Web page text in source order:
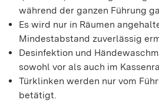
während der ganzen Führung
Es wird nur in Räumen
Mindestabstand zuverlässig
Desinfektion und
sowohl vor als auch im
Türklinken werden nur vom
betätigt.